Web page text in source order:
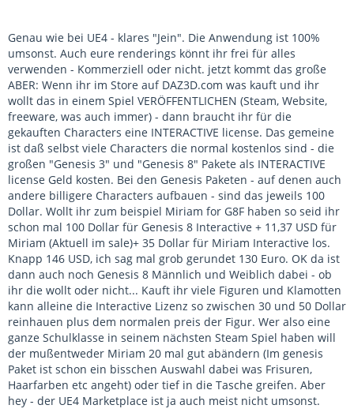
Genau wie bei UE4 - klares "Jein". Die Anwendung ist 100%
umsonst. Auch eure renderings könnt ihr frei für alles
verwenden - Kommerziell oder nicht. jetzt kommt das große
ABER: Wenn ihr im Store auf DAZ3D.com was kauft und ihr
wollt das in einem Spiel VERÖFFENTLICHEN (Steam, Website,
freeware, was auch immer) - dann braucht ihr für die
gekauften Characters eine INTERACTIVE license. Das gemeine
ist daß selbst viele Characters die normal kostenlos sind - die
großen "Genesis 3" und "Genesis 8" Pakete als INTERACTIVE
license Geld kosten. Bei den Genesis Paketen - auf denen auch
andere billigere Characters aufbauen - sind das jeweils 100
Dollar. Wollt ihr zum beispiel Miriam for G8F haben so seid ihr
schon mal 100 Dollar für Genesis 8 Interactive + 11,37 USD für
Miriam (Aktuell im sale)+ 35 Dollar für Miriam Interactive los.
Knapp 146 USD, ich sag mal grob gerundet 130 Euro. OK da ist
dann auch noch Genesis 8 Männlich und Weiblich dabei - ob
ihr die wollt oder nicht... Kauft ihr viele Figuren und Klamotten
kann alleine die Interactive Lizenz so zwischen 30 und 50 Dollar
reinhauen plus dem normalen preis der Figur. Wer also eine
ganze Schulklasse in seinem nächsten Steam Spiel haben will
der mußentweder Miriam 20 mal gut abändern (Im genesis
Paket ist schon ein bisschen Auswahl dabei was Frisuren,
Haarfarben etc angeht) oder tief in die Tasche greifen. Aber
hey - der UE4 Marketplace ist ja auch meist nicht umsonst.